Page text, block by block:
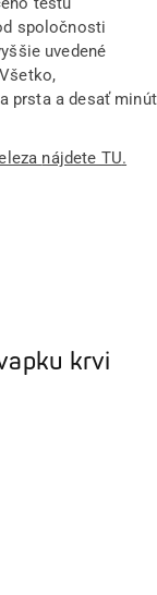
spoločnosti
uvedené
prsta a desať minút
nájdete TU.
krvi